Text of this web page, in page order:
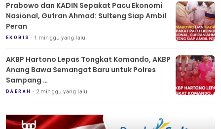
Prabowo dan KADIN Sepakat Pacu Ekonomi
Nasional, Gufran Ahmad: Sulteng Siap Ambil
Peran
EKOBIS 1 minggu yang lalu
AKBP Hartono Lepas Tongkat Komando, AKBP
Anang Bawa Semangat Baru untuk Polres
Sampang
Tradisi Pedang Pora Iringi Sertijab Kapolres
Sampang
DAERAH 2 minggu yang lalu